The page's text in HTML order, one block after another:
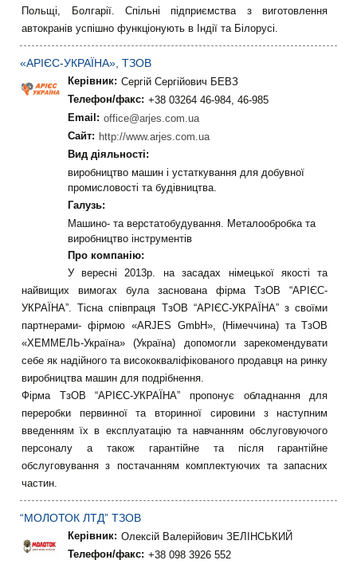
Польщі, Болгарії. Спільні підприємства з виготовлення
автокранів успішно функціонують в Індії та Білорусі.
«АРІЄС-УКРАЇНА», ТЗОВ
Керівник: Сергій Сергійович БЕВЗ
Телефон/факс: +38 03264 46-984, 46-985
Email: office@arjes.com.ua
Сайт: http://www.arjes.com.ua
Вид діяльності:
виробництво машин і устаткування для добувної
промисловості та будівництва.
Галузь:
Машино- та верстатобудування. Металообробка та
виробництво інструментів
Про компанію:
У вересні 2013р. на засадах німецької якості та
найвищих вимогах була заснована фірма ТзОВ “АРІЄС-
УКРАЇНА”. Тісна співпраця ТзОВ “АРІЄС-УКРАЇНА” з своїми
партнерами- фірмою «ARJES GmbH», (Німеччина) та ТзОВ
«ХЕММЕЛЬ-Україна» (Україна) допомогли зарекомендувати
себе як надійного та висококваліфікованого продавця на ринку
виробництва машин для подрібнення.
Фірма ТзОВ “АРІЄС-УКРАЇНА” пропонує обладнання для
переробки первинної та вторинної сировини з наступним
введенням їх в експлуатацію та навчанням обслуговуючого
персоналу а також гарантійне та після гарантійне
обслуговування з постачанням комплектуючих та запасних
частин.
“МОЛОТОК ЛТД” ТЗОВ
Керівник: Олексій Валерійович ЗЕЛІНСЬКИЙ
Телефон/факс: +38 098 3926 552